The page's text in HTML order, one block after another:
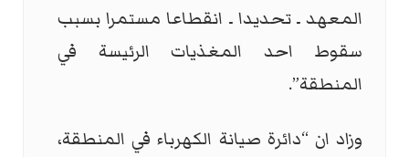
المعهد ـ تحديدا ـ انقطاعا مستمرا بسبب
سقوط احد المغذيات الرئيسة في
المنطقة”.
وزاد ان “دائرة صيانة الكهرباء في المنطقة،